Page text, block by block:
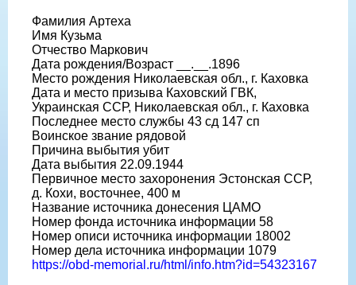
Фамилия Артеха
Имя Кузьма
Отчество Маркович
Дата рождения/Возраст __.__.1896
Место рождения Николаевская обл., г. Каховка
Дата и место призыва Каховский ГВК,
Украинская ССР, Николаевская обл., г. Каховка
Последнее место службы 43 сд 147 сп
Воинское звание рядовой
Причина выбытия убит
Дата выбытия 22.09.1944
Первичное место захоронения Эстонская ССР,
д. Кохи, восточнее, 400 м
Название источника донесения ЦАМО
Номер фонда источника информации 58
Номер описи источника информации 18002
Номер дела источника информации 1079
https://obd-memorial.ru/html/info.htm?id=54323167